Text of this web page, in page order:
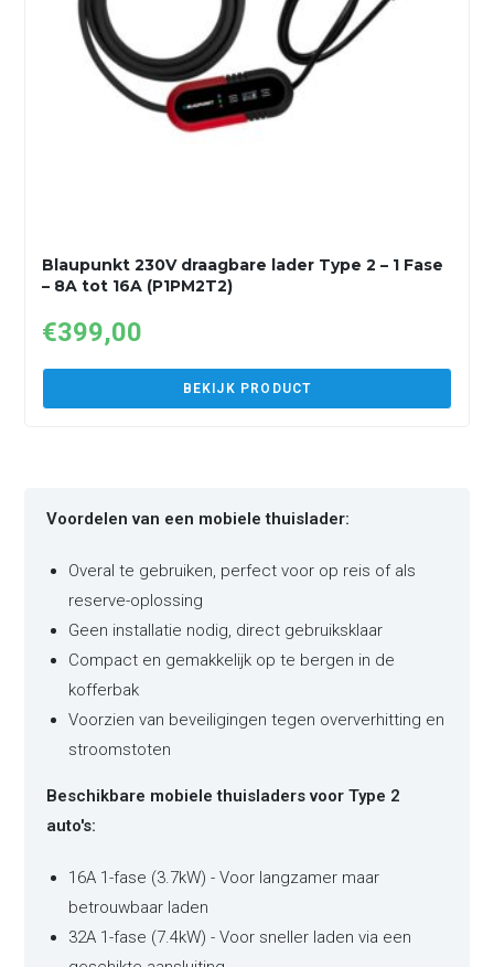
Blaupunkt 230V draagbare lader Type 2 – 1 Fase
– 8A tot 16A (P1PM2T2)
€399,00
BEKIJK PRODUCT
Voordelen van een mobiele thuislader:
Overal te gebruiken, perfect voor op reis of als
reserve-oplossing
Geen installatie nodig, direct gebruiksklaar
Compact en gemakkelijk op te bergen in de
kofferbak
Voorzien van beveiligingen tegen oververhitting en
stroomstoten
Beschikbare mobiele thuisladers voor Type 2
auto's:
16A 1-fase (3.7kW) - Voor langzamer maar
betrouwbaar laden
32A 1-fase (7.4kW) - Voor sneller laden via een